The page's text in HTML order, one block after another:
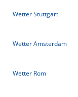
Wetter Stuttgart
Wetter Amsterdam
Wetter Rom